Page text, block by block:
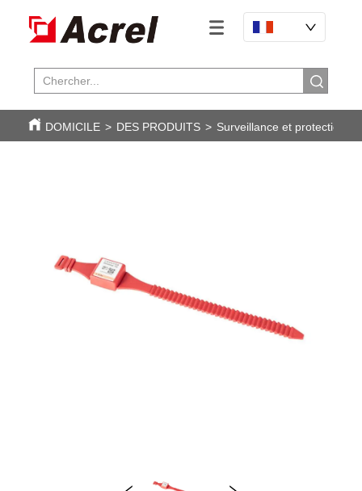
DOMICILE > DES PRODUITS > Surveillance et protection